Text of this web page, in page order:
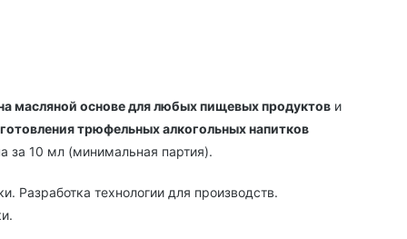
масляной основе для любых пищевых продуктов и
трюфельных алкогольных напитков
за 10 мл (минимальная партия).
Разработка технологии для производств.